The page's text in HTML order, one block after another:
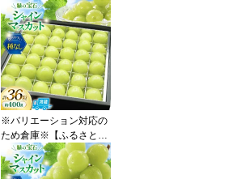
税】 【2026年発送】 シ
ャインマスカット 先行予
約 ひと口 BOX 18粒入り
約 200g [REGALO 山梨
県 韮崎市 20745496] シ
ャイン マスカット ブド
ウ ぶどう 葡萄 フルーツ
果物 くだもの 旬 山梨 ギ
フト
※バリエーション対応の
ため倉庫※【ふるさと納
税】 【2026年発送】 シ
ャインマスカット 先行予